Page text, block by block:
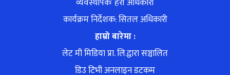
कार्यक्रम निर्देशक: सितल अधिकारी
हाम्रो बारेमा :
लेट मी मिडिया प्रा. लि.द्वारा सञ्चालित
डिउ टिभी अनलाइन डटकम